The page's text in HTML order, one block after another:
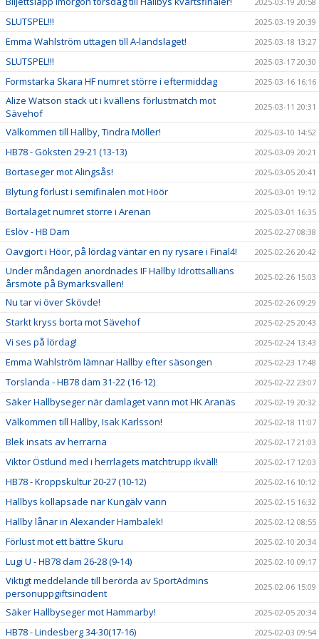
SLUTSPEL!!! 2025-03-19 20:39
Emma Wahlström uttagen till A-landslaget! 2025-03-18 13:27
SLUTSPEL!!! 2025-03-17 20:30
Formstarka Skara HF numret större i eftermiddag 2025-03-16 16:16
Alize Watson stack ut i kvällens förlustmatch mot
Sävehof
2025-03-11 20:31
Välkommen till Hallby, Tindra Möller! 2025-03-10 14:52
HB78 - Göksten 29-21 (13-13) 2025-03-09 20:21
Bortaseger mot Alingsås! 2025-03-05 20:41
Blytung förlust i semifinalen mot Höör 2025-03-01 19:12
Bortalaget numret större i Arenan 2025-03-01 16:35
Eslöv - HB Dam 2025-02-27 08:38
Oavgjort i Höör, på lördag väntar en ny rysare i Final4! 2025-02-26 20:42
Under måndagen anordnades IF Hallby Idrottsallians
årsmöte på Bymarksvallen!
2025-02-26 15:03
Nu tar vi över Skövde! 2025-02-26 09:29
Starkt kryss borta mot Sävehof 2025-02-25 20:43
Vi ses på lördag! 2025-02-24 13:43
Emma Wahlström lämnar Hallby efter säsongen 2025-02-23 17:48
Torslanda - HB78 dam 31-22 (16-12) 2025-02-22 23:07
Säker Hallbyseger när damlaget vann mot HK Aranäs 2025-02-19 20:32
Välkommen till Hallby, Isak Karlsson! 2025-02-18 11:07
Blek insats av herrarna 2025-02-17 21:03
Viktor Östlund med i herrlagets matchtrupp ikväll! 2025-02-17 12:03
HB78 - Kroppskultur 20-27 (10-12) 2025-02-16 10:12
Hallbys kollapsade när Kungälv vann 2025-02-15 16:32
Hallby lånar in Alexander Hambalek! 2025-02-12 08:55
Förlust mot ett bättre Skuru 2025-02-10 20:34
Lugi U - HB78 dam 26-28 (9-14) 2025-02-10 09:17
Viktigt meddelande till berörda av SportAdmins
personuppgiftsincident
2025-02-06 15:09
Säker Hallbyseger mot Hammarby! 2025-02-05 20:34
HB78 - Lindesberg 34-30(17-16) 2025-02-03 09:54